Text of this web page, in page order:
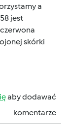
a
jest
skórki
aby dodawać
komentarze